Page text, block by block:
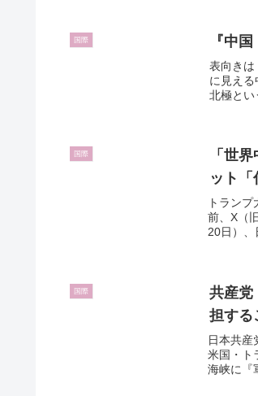
国際 『中
表向きは
に見え
北極とい
国際
「世
ット「
トラン
前、X（
20日）、
国際
共産党
担する
日本共産
米国・ト
海峡に『